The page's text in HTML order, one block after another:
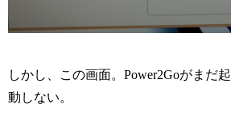
しかし、この画面。Power2Goがまだ起
動しない。